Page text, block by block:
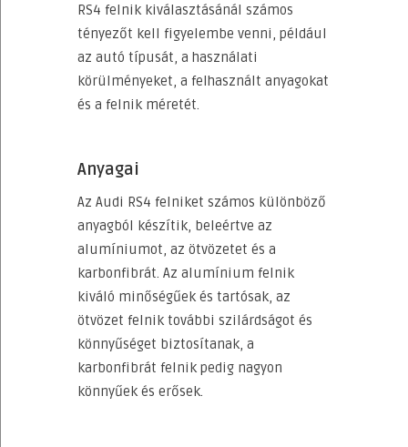
RS4 felnik kiválasztásánál számos
tényezőt kell figyelembe venni, például
az autó típusát, a használati
körülményeket, a felhasznált anyagokat
és a felnik méretét.
Anyagai
Az Audi RS4 felniket számos különböző
anyagból készítik, beleértve az
alumíniumot, az ötvözetet és a
karbonfibrát. Az alumínium felnik
kiváló minőségűek és tartósak, az
ötvözet felnik további szilárdságot és
könnyűséget biztosítanak, a
karbonfibrát felnik pedig nagyon
könnyűek és erősek.